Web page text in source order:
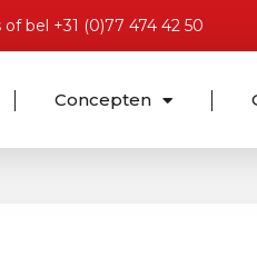
of bel +31 (0)77 474 42 50
Concepten